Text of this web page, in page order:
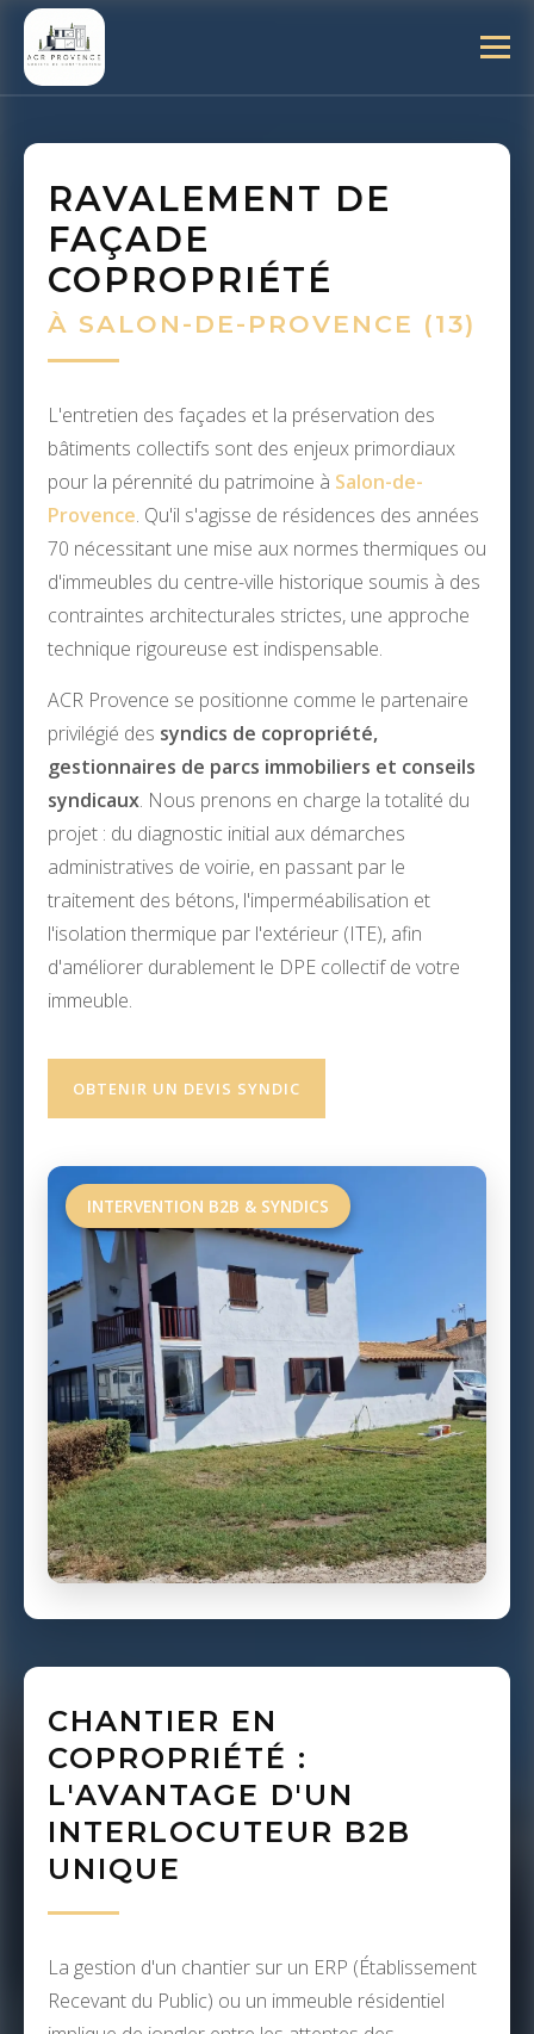
RAVALEMENT DE
FAÇADE
COPROPRIÉTÉ
À SALON-DE-PROVENCE (13)
L'entretien des façades et la préservation des
bâtiments collectifs sont des enjeux primordiaux
pour la pérennité du patrimoine à Salon-de-
Provence. Qu'il s'agisse de résidences des années
70 nécessitant une mise aux normes thermiques ou
d'immeubles du centre-ville historique soumis à des
contraintes architecturales strictes, une approche
technique rigoureuse est indispensable.
ACR Provence se positionne comme le partenaire
privilégié des syndics de copropriété,
gestionnaires de parcs immobiliers et conseils
syndicaux. Nous prenons en charge la totalité du
projet : du diagnostic initial aux démarches
administratives de voirie, en passant par le
traitement des bétons, l'imperméabilisation et
l'isolation thermique par l'extérieur (ITE), afin
d'améliorer durablement le DPE collectif de votre
immeuble.
OBTENIR UN DEVIS SYNDIC
INTERVENTION B2B & SYNDICS
CHANTIER EN
COPROPRIÉTÉ :
L'AVANTAGE D'UN
INTERLOCUTEUR B2B
UNIQUE
La gestion d'un chantier sur un ERP (Établissement
Recevant du Public) ou un immeuble résidentiel